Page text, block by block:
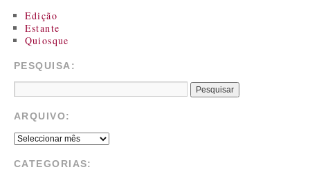
Edição
Estante
Quiosque
PESQUISA:
ARQUIVO:
CATEGORIAS: